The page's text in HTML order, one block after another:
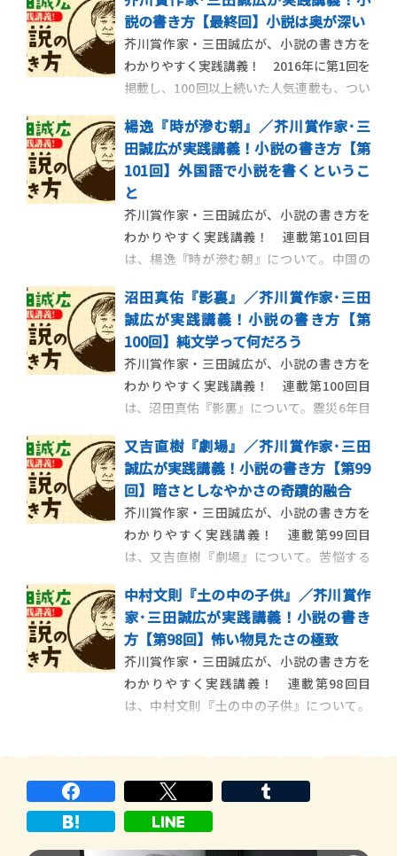
説の書き方【最終回】小説は奥が深い
芥川賞作家・三田誠広が、小説の書き方を
わかりやすく実践講義！ 2016年に第1回を
掲載し、100回以上続いた人気連載も、つい
返り、小説家をめざす読者にむけてメッセ
ージを綴ります。 【最終回】小説は奥が深
い この連載も最終回となりました。ぼく
は大学で小説の書き方 […]
楊逸『時が滲む朝』／芥川賞作家･三
田誠広が実践講義！小説の書き方【第
101回】外国語で小説を書くというこ
と
芥川賞作家・三田誠広が、小説の書き方を
わかりやすく実践講義！ 連載第101回目
は、楊逸『時が滲む朝』について。中国の
解説します。 【今回の作品】 楊逸『時が滲
む朝』 中国の民主化をめぐる青春と挫折
を描く 中国の民主化をめぐる青春と挫折を
描いた、楊逸『時が滲む朝』 […]
沼田真佑『影裏』／芥川賞作家･三田
誠広が実践講義！小説の書き方【第
100回】純文学って何だろう
芥川賞作家・三田誠広が、小説の書き方を
わかりやすく実践講義！ 連載第100回目
は、沼田真佑『影裏』について。震災6年目
す。 【今回の作品】 沼田真佑『影裏』 震
災6年目に生まれた繊細な喪失の物語 震災6
年目に生まれた繊細な喪失の物語、沼田真
佑『影裏』について この […]
又吉直樹『劇場』／芥川賞作家･三田
誠広が実践講義！小説の書き方【第99
回】暗さとしなやかさの奇蹟的融合
芥川賞作家・三田誠広が、小説の書き方を
わかりやすく実践講義！ 連載第99回目
は、又吉直樹『劇場』について。苦悩する
【今回の作品】 又吉直樹『劇場』 苦悩す
る若者の恋愛を描く 苦悩する若者の恋愛を
描いた、又吉直樹『劇場』について 2015年
に芥川賞を受賞した又吉直 […]
中村文則『土の中の子供』／芥川賞作
家･三田誠広が実践講義！小説の書き
方【第98回】怖い物見たさの極致
芥川賞作家・三田誠広が、小説の書き方を
わかりやすく実践講義！ 連載第98回目
は、中村文則『土の中の子供』について。
青年の苦悩と希望を描く 虐待されて育った
青年の苦悩と希望を描いた、中 […]